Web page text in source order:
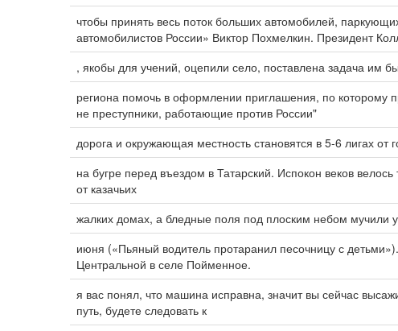
чтобы принять весь поток больших автомобилей,
автомобилистов России» Виктор Похмелкин. Президент
, якобы для учений, оцепили село, поставлена задача им
региона помочь в оформлении приглашения, по которому
не преступники, работающие против России"
дорога и окружающая местность становятся в 5-6 лигах от
на бугре перед въездом в Татарский. Испокон веков велось
от казачьих
жалких домах, а бледные поля под плоским небом мучили
июня («Пьяный водитель протаранил песочницу с
Центральной в селе Пойменное.
я вас понял, что машина исправна, значит вы сейчас
путь, будете следовать к